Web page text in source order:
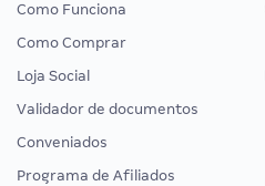
Como Funciona
Como Comprar
Loja Social
Validador de documentos
Conveniados
Programa de Afiliados